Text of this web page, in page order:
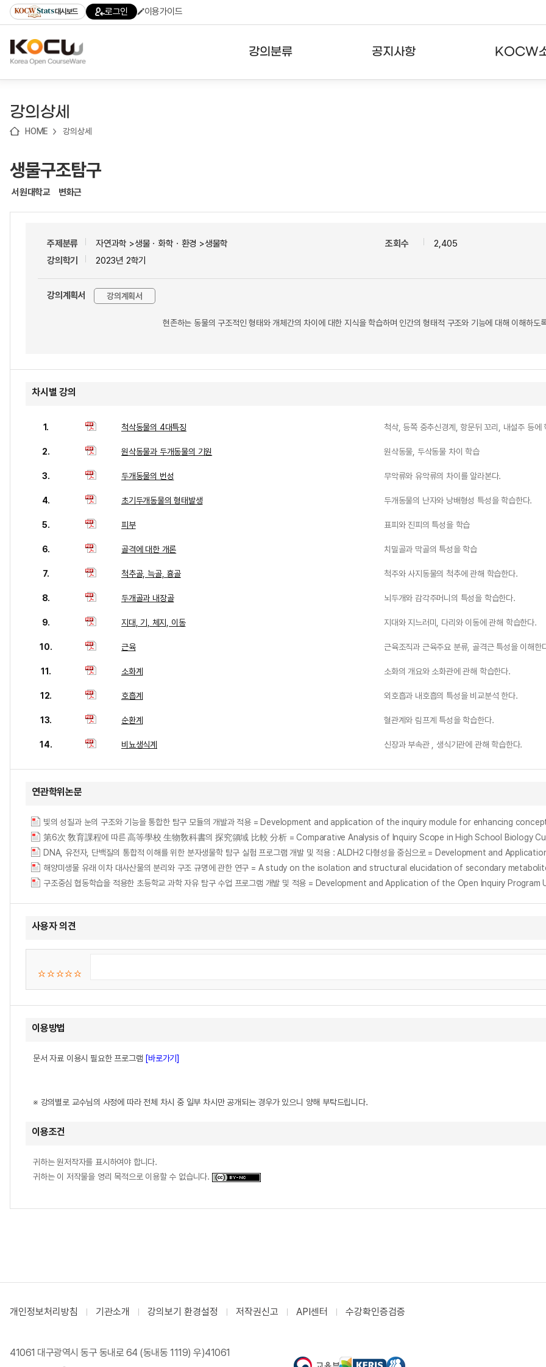
기
기
기
content)
가
대시보드 로그인 이용가이드
강의분류 공지사항 KOCW
강의상세
HOME 강의상세
생물구조탐구
서원대학교 변화근
주제분류
자연과학 >생물ㆍ화학ㆍ환경 >생물학
강의학기
2023년 2학기
조회수 2,405
강의계획서 강의계획서
현존하는 동물의 구조적인 형태와 개체간의 차이에 대한 지식을 학습하며 인간의 형태적 구조와 기능에 대해 이해하도
차시별 강의
1. 척삭동물의 4대특징 척삭, 등쪽 중추신경계, 항문뒤 꼬리, 내설주 등에
2. 원삭동물과 두개동물의 기원 원삭동물, 두삭동물 차이 학습
3. 두개동물의 번성 무악류와 유악류의 차이를 알라본다.
4. 초기두개동물의 형태발생 두개동물의 난자와 낭배형성 특성을 학습한다.
5. 피부 표피와 진피의 특성을 학습
6. 골격에 대한 개론 치밀골과 막골의 특성을 학습
7. 척추골, 늑골, 흉골 척주와 사지동물의 척추에 관해 학습한다.
8. 두개골과 내장골 뇌두개와 감각주머니의 특성을 학습한다.
9. 지대, 기, 체지, 이동 지대와 지느러미, 다리와 이동에 관해 학습한다.
10. 근육 근육조직과 근육주요 분류, 골격근 특성을 이해한
11. 소화계 소화의 개요와 소화관에 관해 학습한다.
12. 호흡계 외호흡과 내호흡의 특성을 비교분석 한다.
13. 순환계 혈관계와 림프계 특성을 학습한다.
14. 비뇨생식계 신장과 부속관 , 생식기관에 관해 학습한다.
연관학위논문
第6次 敎育課程에 따른 高等學校 生物敎科書의 探究領域 比較 分析 = Comparative Analysis of Inquiry Scope in High School Biology
해양미생물 유래 이차 대사산물의 분리와 구조 규명에 관한 연구 = A study on the isolation and structural elucidation of secondary
사용자 의견
이용방법
문서 자료 이용시 필요한 프로그램 [바로가기]
※ 강의별로 교수님의 사정에 따라 전체 차시 중 일부 차시만 공개되는 경우가 있으니 양해 부탁드립니다.
이용조건
귀하는 원저작자를 표시하여야 합니다.
귀하는 이 저작물을 영리 목적으로 이용할 수 없습니다.
개인정보처리방침 기관소개 강의보기 환경설정 저작권신고 API센터 수강확인증검증
41061 대구광역시 동구 동내로 64 (동내동 1119) 우)41061